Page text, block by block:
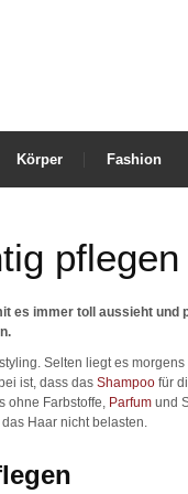
Körper Fashion
pflegen
es immer toll aussieht und
Selten liegt es
ist, dass das Shampoo für
ohne Farbstoffe, Parfum und
Haar nicht belasten.